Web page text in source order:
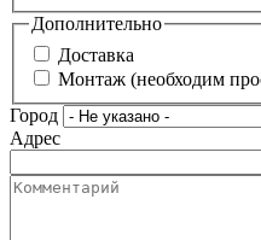
Дополнительно
Доставка
Монтаж (необходим
Город
Адрес